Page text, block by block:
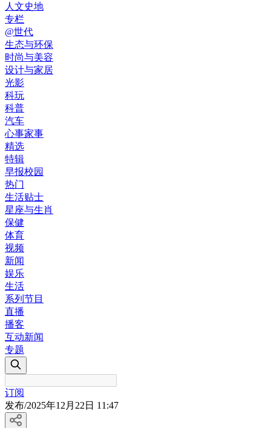
人文史地
专栏
@世代
生态与环保
时尚与美容
设计与家居
光影
科玩
科普
汽车
心事家事
精选
特辑
早报校园
热门
生活贴士
星座与生肖
保健
体育
视频
新闻
娱乐
生活
系列节目
直播
播客
互动新闻
专题
订阅
发布/2025年12月22日 11:47